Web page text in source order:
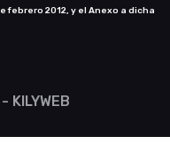
febrero 2012, y el Anexo a dicha